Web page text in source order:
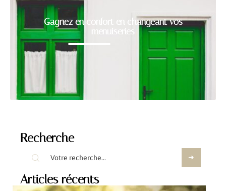
Gagnez en confort en changeant vos
menuiseries
Recherche
Articles récents